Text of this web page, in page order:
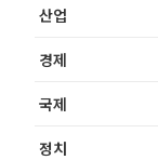
산업
경제
국제
정치